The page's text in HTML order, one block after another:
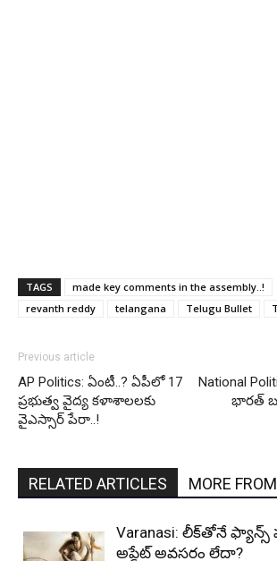
TAGS
made key comments in the assembly..!
revanth reddy
telangana Telugu Bullet
Previous article
AP Politics: ఏంటీ..? ఏపీలో 17
ప్రభుత్వ వైద్య కళాశాలలకు
వైఎస్సార్ పేరా..!
National
భారత్
RELATED ARTICLES MORE
Varanasi: లీక్‌తోనే ఫ్యాన్స్
అప్డేట్ అవసరం లేదా?